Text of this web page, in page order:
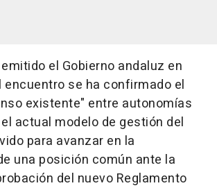
el Gobierno andaluz en
encuentro se ha confirmado el
existente" entre autonomías
actual modelo de gestión del
para avanzar en la
una posición común ante la
del nuevo Reglamento